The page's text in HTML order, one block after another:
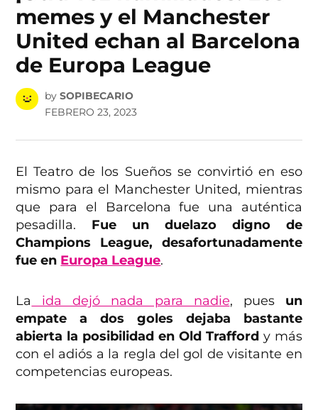
memes y el Manchester
United echan al Barcelona
de Europa League
by SOPIBECARIO
FEBRERO 23, 2023
El Teatro de los Sueños se convirtió en eso
mismo para el Manchester United, mientras
que para el Barcelona fue una auténtica
pesadilla. Fue un duelazo digno de
Champions League, desafortunadamente
fue en Europa League.
La ida dejó nada para nadie, pues un
empate a dos goles dejaba bastante
abierta la posibilidad en Old Traffordy más
con el adiós a la regla del gol de visitante en
competencias europeas.